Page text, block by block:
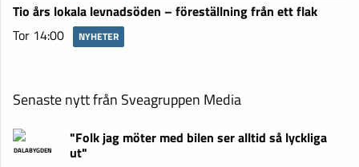
Tio års lokala levnadsöden – föreställning från ett flak
Tor 14:00
NYHETER
Senaste nytt från Sveagruppen Media
DALABYGDEN
"Folk jag möter med bilen ser alltid så lyckliga
ut"